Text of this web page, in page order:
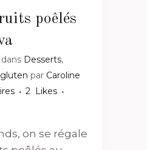
poêlés
dans Desserts,
par Caroline
2 Likes
on se régale